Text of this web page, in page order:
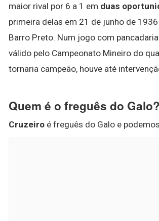
maior rival por 6 a 1 em duas
primeira delas em 21 de junho de
Barro Preto. Num jogo com
válido pelo Campeonato Mineiro do
tornaria campeão, houve até
Quem é o freguês do Galo?
Cruzeiro é freguês do Galo e